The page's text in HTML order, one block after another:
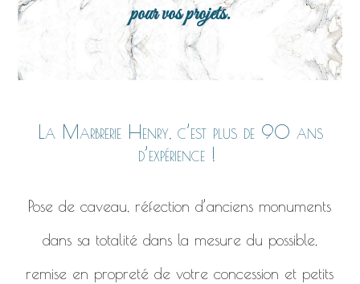
pour vos projets.
La Marbrerie Henry, c’est plus de 90 ans
d’expérience !
Pose de caveau, réfection d’anciens monuments
dans sa totalité dans la mesure du possible,
remise en propreté de votre concession et petits